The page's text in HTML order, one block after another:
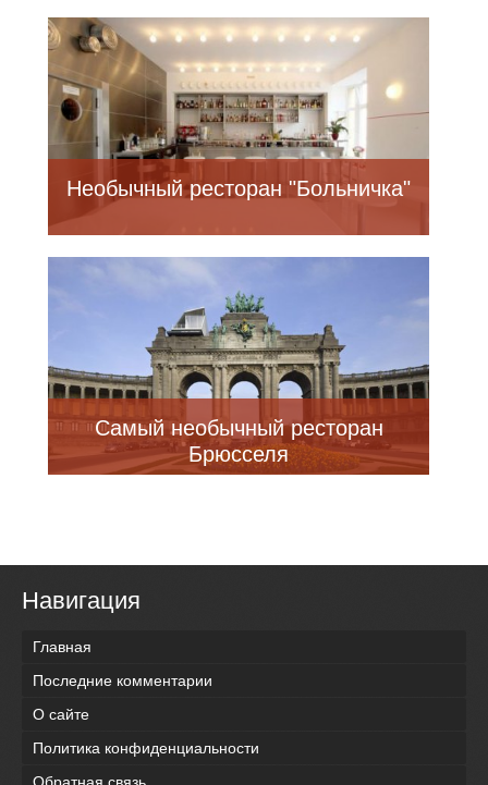
Необычный ресторан "Больничка"
Самый необычный ресторан
Брюсселя
Навигация
Главная
Последние комментарии
О сайте
Политика конфиденциальности
Обратная связь